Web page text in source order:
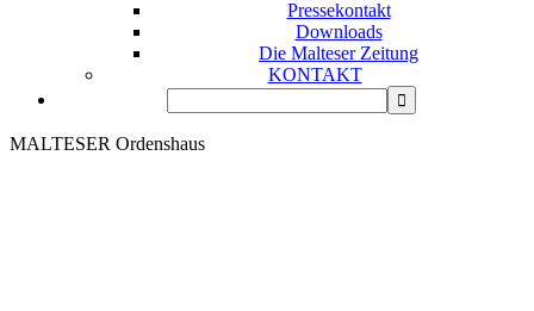
Pressekontakt
Downloads
Die Malteser Zeitung
KONTAKT
MALTESER Ordenshaus